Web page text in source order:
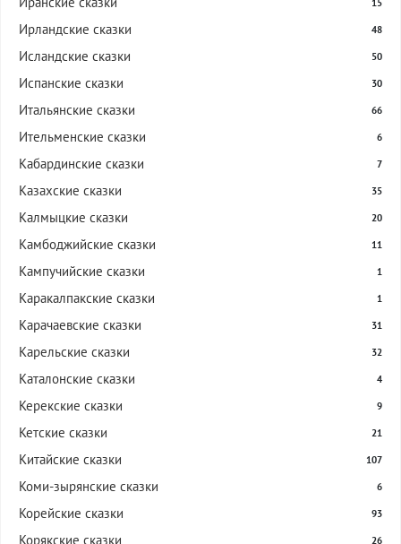
15
Ирландские сказки 48
Исландские сказки 50
Испанские сказки 30
Итальянские сказки 66
Ительменские сказки 6
Кабардинские сказки 7
Казахские сказки 35
Калмыцкие сказки 20
Камбоджийские сказки 11
Кампучийские сказки 1
Каракалпакские сказки 1
Карачаевские сказки 31
Карельские сказки 32
Каталонские сказки 4
Керекские сказки 9
Кетские сказки 21
Китайские сказки 107
Коми-зырянские сказки 6
Корейские сказки 93
Корякские сказки 26